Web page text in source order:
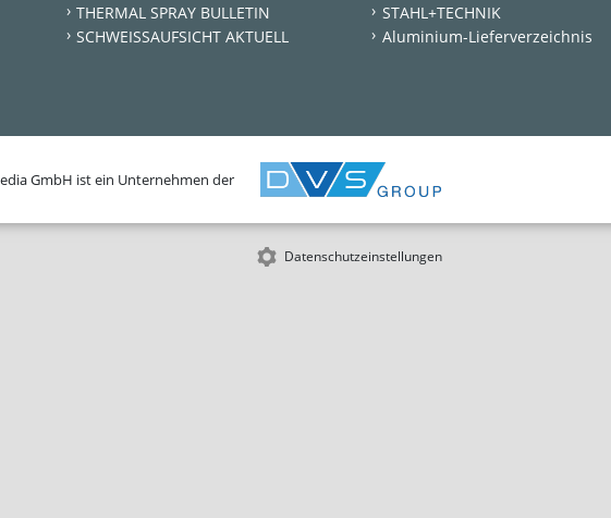
THERMAL SPRAY BULLETIN
SCHWEISSAUFSICHT AKTUELL
STAHL+TECHNIK
Aluminium-Lieferverzeichnis
GmbH ist ein Unternehmen der
Datenschutzeinstellungen